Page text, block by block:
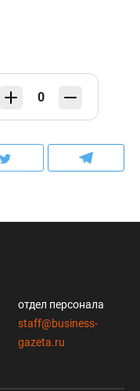
0
отдел персонала
staff@business-
gazeta.ru